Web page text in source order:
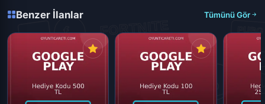
Benzer İlanlar Tümünü Gör